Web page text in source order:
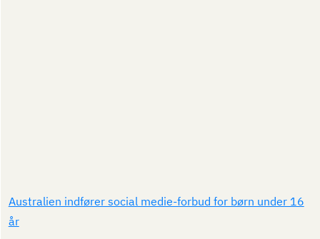
Australien indfører social medie-forbud for børn under 16
år